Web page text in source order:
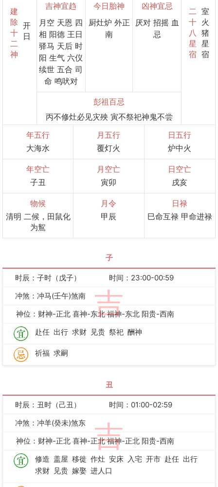
建
除
十
二
神
开
日
吉神宜趋
月空 天恩 四
相 阳德 王日
驿马 天后 时
阳 生气 六仪
续世 五合 司
命 鸣吠对
今日胎神
厨灶炉 外正
南
凶神宜忌
厌对 招摇 血
忌
彭祖百忌
丙不修灶必见灾殃 寅不祭祀神鬼不尝
二
十
八
星
宿
室
火
猪
星
宿
年五行
大海水
月五行
覆灯火
日五行
炉中火
年空亡
子丑
月空亡
寅卯
日空亡
戌亥
物候
清明 二候，田鼠化
为鴽
月令
甲辰
日禄
巳命互禄 甲命进禄
子
吉
时辰：子时（戊子）
时间：23:00-00:59
冲煞：冲马(壬午)煞南
神位：财神-正北 喜神-东北 福神-东北 阳贵-西南
赴任 出行 求财 见贵 祭祀 酬神
祈福 求嗣
丑
吉
时辰：丑时（己丑）
时间：01:00-02:59
冲煞：冲羊(癸未)煞东
神位：财神-正北 喜神-正北 福神-正北 阳贵-西南
修造 盖屋 移徙 作灶 安床 入宅 开市 赴任 出行
求财 见贵 嫁娶 进人口